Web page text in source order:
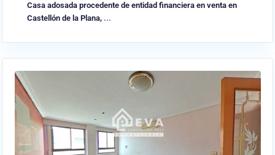
Casa adosada procedente de entidad financiera en venta en
Castellón de la Plana, ...
Vilareal